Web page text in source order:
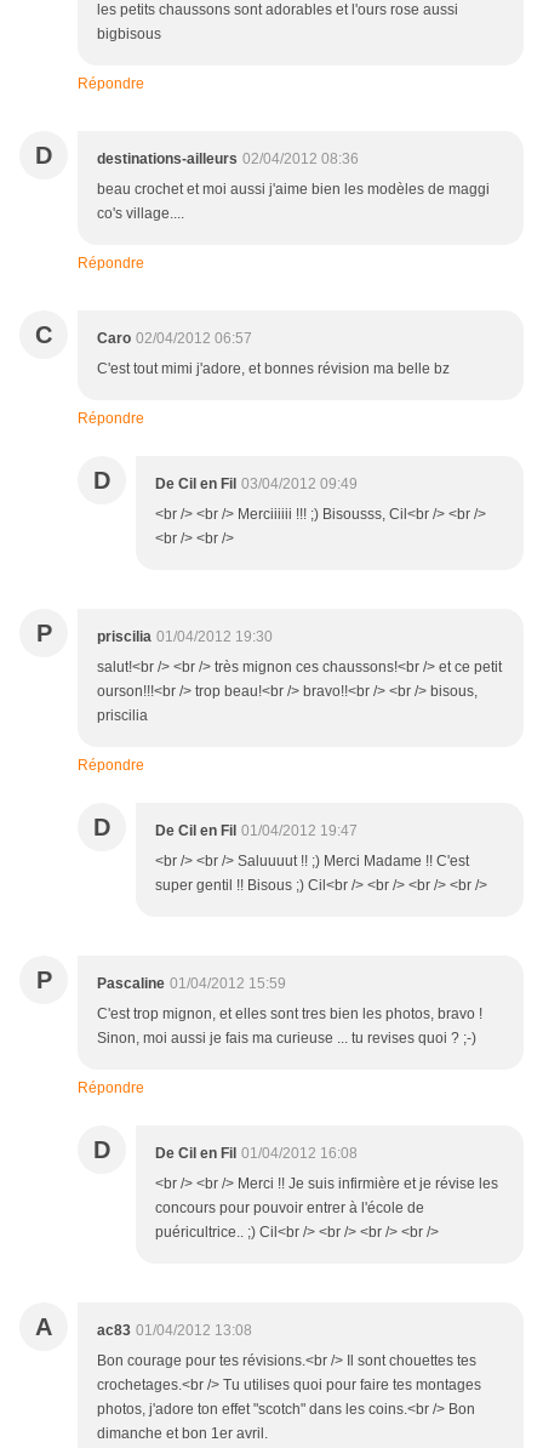
les petits chaussons sont adorables et l'ours rose aussi
bigbisous
Répondre
D destinations-ailleurs 02/04/2012 08:36
beau crochet et moi aussi j'aime bien les modèles de maggi
co's village....
Répondre
C Caro 02/04/2012 06:57
C'est tout mimi j'adore, et bonnes révision ma belle bz
Répondre
D De Cil en Fil 03/04/2012 09:49
<br /> <br /> Merciiiiii !!! ;) Bisousss, Cil<br /> <br />
<br /> <br />
P priscilia 01/04/2012 19:30
salut!<br /> <br /> très mignon ces chaussons!<br /> et ce petit
ourson!!!<br /> trop beau!<br /> bravo!!<br /> <br /> bisous,
priscilia
Répondre
D De Cil en Fil 01/04/2012 19:47
<br /> <br /> Saluuuut !! ;) Merci Madame !! C'est
super gentil !! Bisous ;) Cil<br /> <br /> <br /> <br />
P Pascaline 01/04/2012 15:59
C'est trop mignon, et elles sont tres bien les photos, bravo !
Sinon, moi aussi je fais ma curieuse ... tu revises quoi ? ;-)
Répondre
D De Cil en Fil 01/04/2012 16:08
<br /> <br /> Merci !! Je suis infirmière et je révise les
concours pour pouvoir entrer à l'école de
puéricultrice.. ;) Cil<br /> <br /> <br /> <br />
A ac83 01/04/2012 13:08
Bon courage pour tes révisions.<br /> Il sont chouettes tes
crochetages.<br /> Tu utilises quoi pour faire tes montages
photos, j'adore ton effet "scotch" dans les coins.<br /> Bon
dimanche et bon 1er avril.